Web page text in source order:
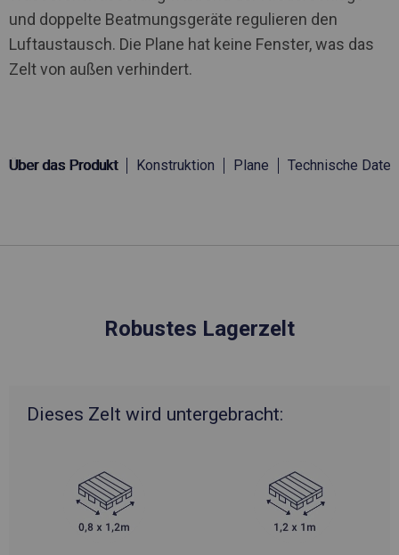
und doppelte Beatmungsgeräte regulieren den
Luftaustausch. Die Plane hat keine Fenster, was das
Zelt von außen verhindert.
Über das Produkt Konstruktion Plane Technische Daten
Robustes Lagerzelt
Dieses Zelt wird untergebracht: